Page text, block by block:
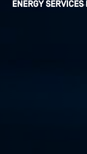
ENERGY SERVICES